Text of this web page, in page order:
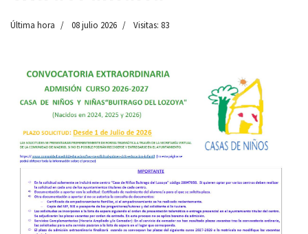
Última hora 08 julio 2026 Visitas: 83